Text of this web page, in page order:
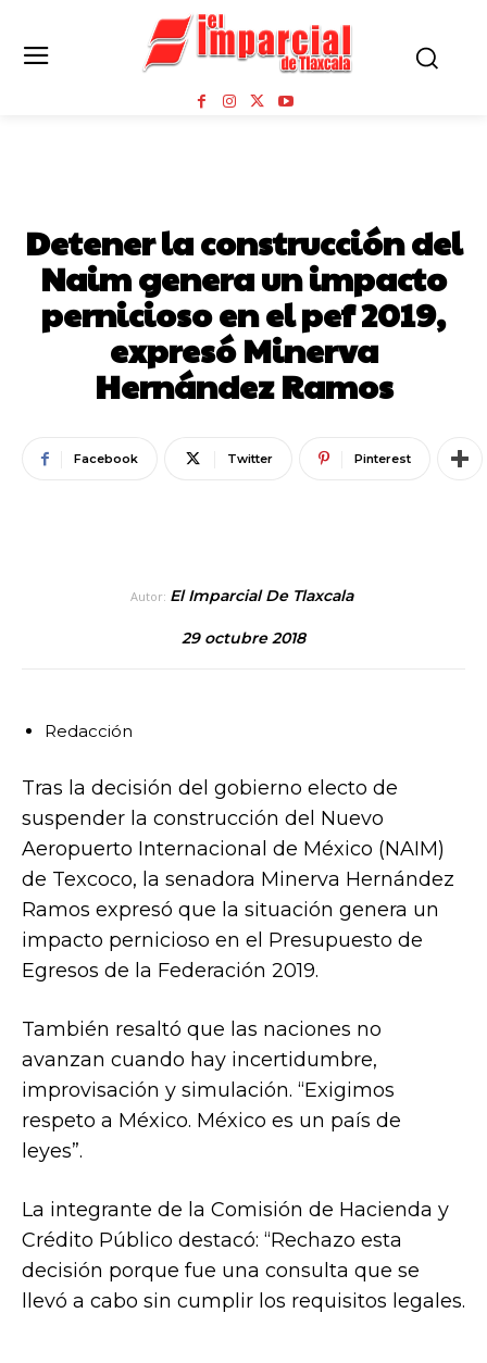
Detener la construcción del
Naim genera un impacto
pernicioso en el pef 2019,
expresó Minerva
Hernández Ramos
Facebook Twitter Pinterest
Autor: El Imparcial De Tlaxcala
29 octubre 2018
Redacción
Tras la decisión del gobierno electo de
suspender la construcción del Nuevo
Aeropuerto Internacional de México (NAIM)
de Texcoco, la senadora Minerva Hernández
Ramos expresó que la situación genera un
impacto pernicioso en el Presupuesto de
Egresos de la Federación 2019.
También resaltó que las naciones no
avanzan cuando hay incertidumbre,
improvisación y simulación. “Exigimos
respeto a México. México es un país de
leyes”.
La integrante de la Comisión de Hacienda y
Crédito Público destacó: “Rechazo esta
decisión porque fue una consulta que se
llevó a cabo sin cumplir los requisitos legales.